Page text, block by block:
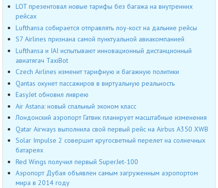
LOT презентовал новые тарифы без багажа на внутренних
рейсах
Lufthansa собирается отправлять лоу-кост на дальние рейсы
S7 Airlines признана самой пунктуальной авиакомпанией
Lufthansa и IAI испытывают инновационный дистанционный
авиатягач TaxiBot
Czech Airlines изменит тарифную и багажную политики
Qantas окунет пассажиров в виртуальную реальность
EasyJet обновил ливрею
Air Astana: новый спальный эконом класс
Лондонский аэропорт Гатвик планирует масштабные изменения
Qatar Airways выполнила свой первый рейс на Airbus A350 XWB
Solar Impulse 2 совершит кругосветный перелет на солнечных
батареях
Red Wings получил первый SuperJet-100
Аэропорт Дубая объявлен самым загруженным аэропортом
мира в 2014 году